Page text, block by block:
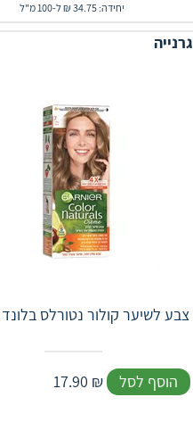
יחידה: 34.75 ₪ ל-100 מ"ל
גרנייה
צבע לשיער קולור נטורלס בלונד
17.90 ₪ הוסף לסל